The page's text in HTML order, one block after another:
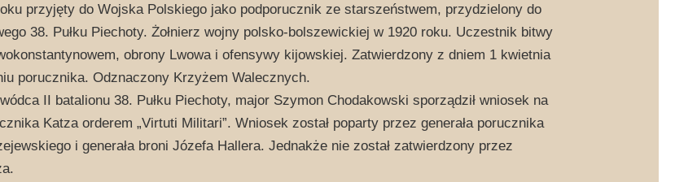
przyjęty do Wojska Polskiego jako podporucznik ze starszeństwem, przydzielony do
38. Pułku Piechoty. Żołnierz wojny polsko-bolszewickiej w 1920 roku. Uczestnik bitwy
obrony Lwowa i ofensywy kijowskiej. Zatwierdzony z dniem 1 kwietnia
porucznika. Odznaczony Krzyżem Walecznych.
II batalionu 38. Pułku Piechoty, major Szymon Chodakowski sporządził wniosek na
Katza orderem „Virtuti Militari”. Wniosek został poparty przez generała porucznika
i generała broni Józefa Hallera. Jednakże nie został zatwierdzony przez